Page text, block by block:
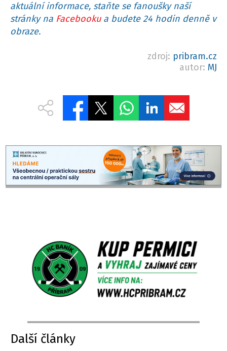
aktuální informace, staňte se fanoušky naší
stránky na Facebookua budete 24 hodin denně v
obraze.
zdroj: pribram.cz
autor: MJ
Další články